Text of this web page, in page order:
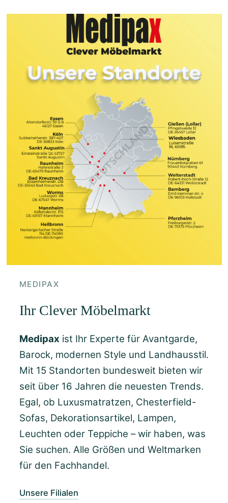
MEDIPAX
Ihr Clever Möbelmarkt
Medipax ist Ihr Experte für Avantgarde,
Barock, modernen Style und Landhausstil.
Mit 15 Standorten bundesweit bieten wir
seit über 16 Jahren die neuesten Trends.
Egal, ob Luxusmatratzen, Chesterfield-
Sofas, Dekorationsartikel, Lampen,
Leuchten oder Teppiche – wir haben, was
Sie suchen. Alle Größen und Weltmarken
für den Fachhandel.
Unsere Filialen